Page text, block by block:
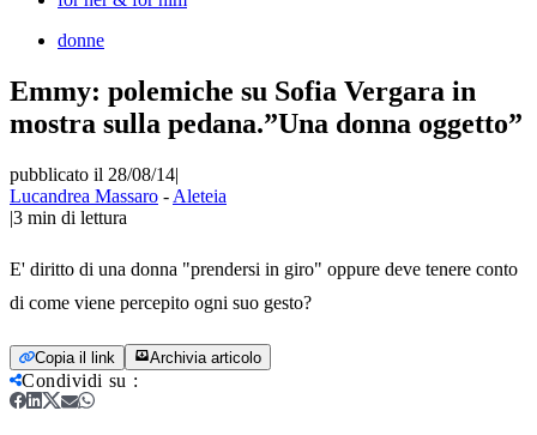
donne
Emmy: polemiche su Sofia Vergara in
mostra sulla pedana.”Una donna oggetto”
pubblicato il 28/08/14|
Lucandrea Massaro - Aleteia
|3 min di lettura
E' diritto di una donna "prendersi in giro" oppure deve tenere conto
di come viene percepito ogni suo gesto?
Copia il link Archivia articolo
Condividi su :